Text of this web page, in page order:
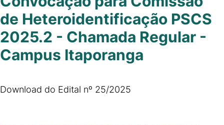
de Heteroidentificação PSCS
2025.2 - Chamada Regular -
Campus Itaporanga
Download do Edital nº 25/2025